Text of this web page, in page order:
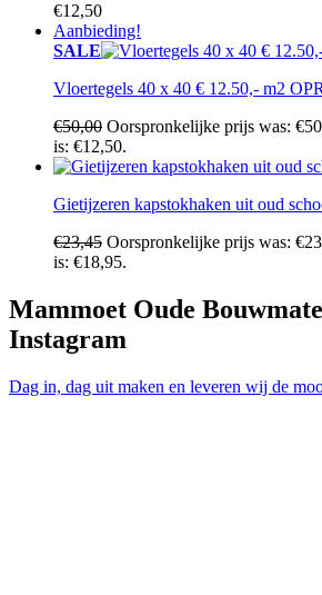
€12,50
Aanbieding!
SALE
Vloertegels 40 x 40 € 12.50,- m2
€50,00 Oorspronkelijke prijs was:
is: €12,50.
Gietijzeren kapstokhaken uit oud
€23,45 Oorspronkelijke prijs was:
is: €18,95.
Mammoet Oude
Instagram
Dag in, dag uit maken en leveren wij de